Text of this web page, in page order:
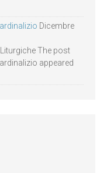
Dicembre
The post
appeared